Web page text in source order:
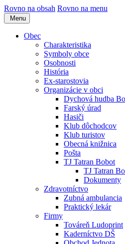
Rovno na obsah Rovno na menu
Menu
Obec
Charakteristika
Symboly obce
Osobnosti
História
Ex-starostovia
Organizácie v obci
Dychová hudba
Farský úrad
Hasiči
Klub dôchodcov
Klub turistov
Obecná knižnica
Pošta
TJ Tatran Bobot
TJ Tatran
Dokumenty
Zdravotníctvo
Zubná ambulancia
Praktický lekár
Firmy
Továreň Ludoprint
Kaderníctvo DŠ